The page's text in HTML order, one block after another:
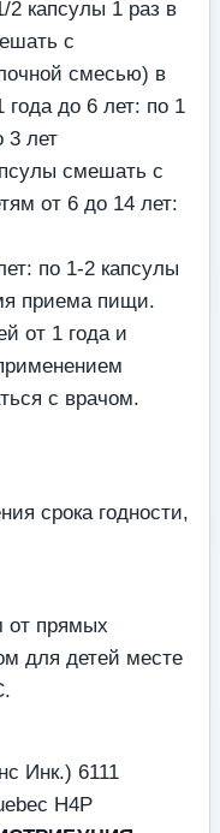
2 капсулы 1 раз в
с
смесью) в
года до 6 лет: по 1
3 лет
смешать с
от 6 до 14 лет:
по 1-2 капсулы
приема пищи.
от 1 года и
с врачом.
срока годности,
от прямых
для детей месте
Инк.) 6111
H4P